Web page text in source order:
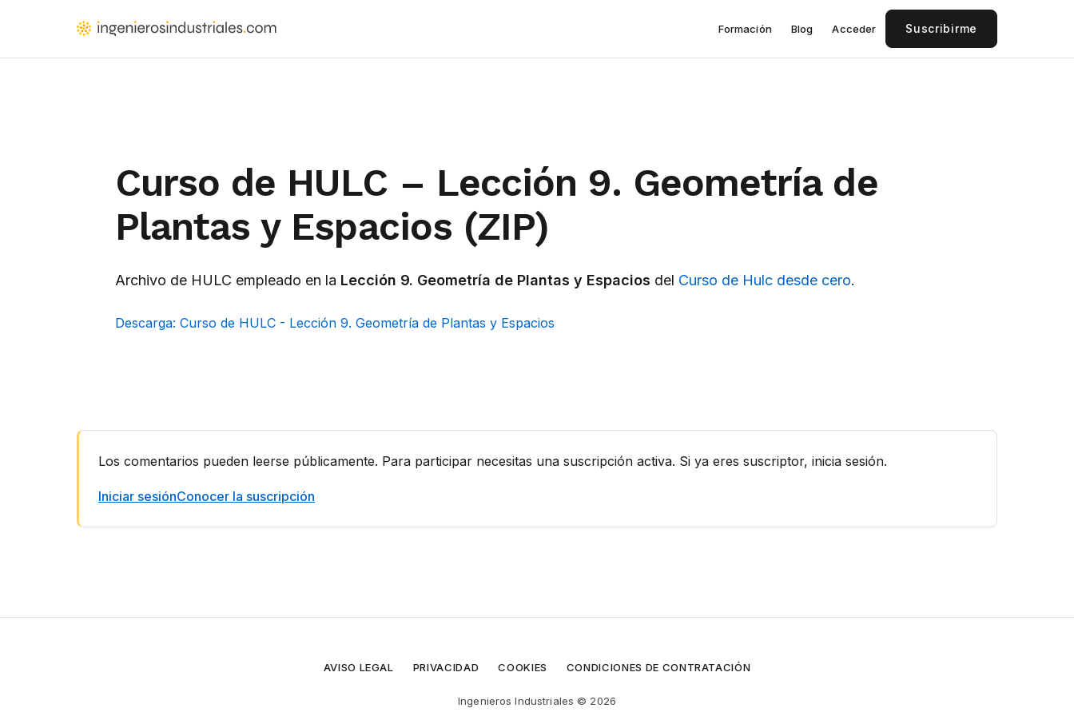
contenido
proyectan
Formación Blog Acceder Suscribirme
Curso de HULC – Lección 9. Geometría de
Plantas y Espacios (ZIP)
Archivo de HULC empleado en la Lección 9. Geometría de Plantas y Espacios del Curso de Hulc desde cero.
Descarga: Curso de HULC - Lección 9. Geometría de Plantas y Espacios
Interacciones
con
los
lectores
Los comentarios pueden leerse públicamente. Para participar necesitas una suscripción activa. Si ya eres suscriptor, inicia sesión.
Iniciar sesiónConocer la suscripción
AVISO LEGAL PRIVACIDAD COOKIES CONDICIONES DE CONTRATACIÓN
Ingenieros Industriales © 2026